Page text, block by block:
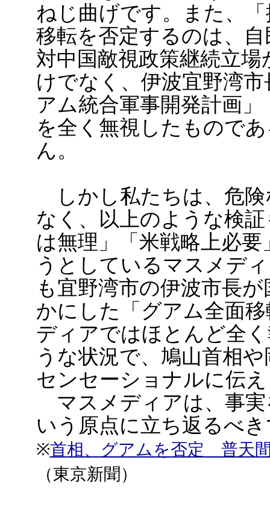
ねじ曲げです。また、
移転を否定するのは、
対中国敵視政策継続立
けでなく、伊波宜野湾
アム統合軍事開発計画
を全く無視したもので
ん。
しかし私たちは、危険
なく、以上のような検
は無理」「米戦略上必
うとしているマスメデ
も宜野湾市の伊波市長
かにした「グアム全面
ディアではほとんど全
うな状況で、鳩山首相
センセーショナルに伝
マスメディアは、事実
いう原点に立ち返るべ
※首相、グアムを否定 普天
（東京新聞）